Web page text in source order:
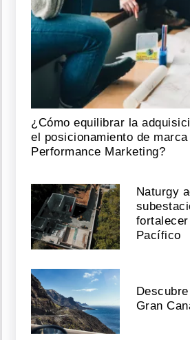
le
canta
al
desamor
Agosto
despide
de
la
Casa
de
Nariño
en
su
último
acto
como
presidente
¿Cómo equilibrar la
el posicionamiento de marca
Performance Marketing?
Naturgy
Pacífico
Gran